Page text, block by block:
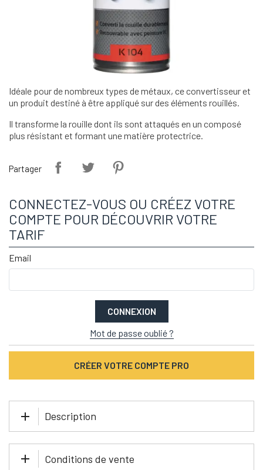
Idéale pour de nombreux types de métaux, ce convertisseur et
un produit destiné à être appliqué sur des éléments rouillés.
Il transforme la rouille dont ils sont attaqués en un composé
plus résistant et formant une matière protectrice.
Partager
CONNECTEZ-VOUS OU CRÉEZ VOTRE
COMPTE POUR DÉCOUVRIR VOTRE
TARIF
Email
CONNEXION
Mot de passe oublié ?
CRÉER VOTRE COMPTE PRO
Description
Conditions de vente